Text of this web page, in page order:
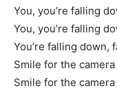
You, you’re falling
You, you’re falling
You’re falling down,
Smile for the
Smile for the